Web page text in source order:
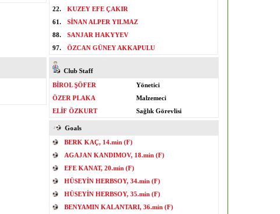
22.
KUZEY EFE ÇAKIR
61.
SİNAN ALPER YILMAZ
88.
SANJAR HAKYYEV
97.
ÖZCAN GÜNEY AKKAPULU
Club Staff
BİROL ŞÖFER
Yönetici
ÖZER PLAKA
Malzemeci
ELİF ÖZKURT
Sağlık Görevlisi
Goals
BERK KAÇ, 14.min (F)
AGAJAN KANDIMOV, 18.min (F)
EFE KANAT, 20.min (F)
HÜSEYİN HERBSOY, 34.min (F)
HÜSEYİN HERBSOY, 35.min (F)
BENYAMIN KALANTARI, 36.min (F)